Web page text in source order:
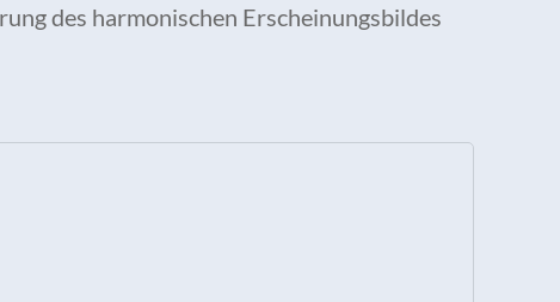
des harmonischen Erscheinungsbildes